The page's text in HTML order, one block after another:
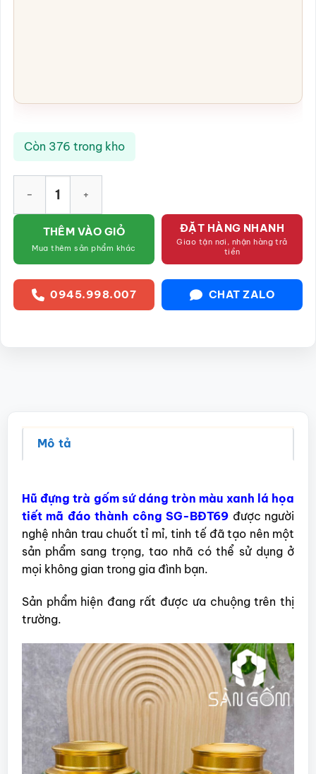
Còn 376 trong kho
THÊM VÀO GIỎ
Mua thêm sản phẩm khác
ĐẶT HÀNG NHANH
Giao tận nơi, nhận hàng trả
tiền
0945.998.007 CHAT ZALO
Mô tả
Hũ đựng trà gốm sứ dáng tròn màu xanh lá họa
tiết mã đáo thành công SG-BĐT69 được người
nghệ nhân trau chuốt tỉ mỉ, tinh tế đã tạo nên một
sản phẩm sang trọng, tao nhã có thể sử dụng ở
mọi không gian trong gia đình bạn.
Sản phẩm hiện đang rất được ưa chuộng trên thị
trường.